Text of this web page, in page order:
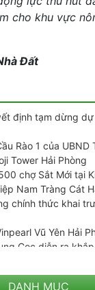
cho khu vực
Đất
định tạm dừng dự
Rào 1 của UBND
Tower Hải Phòng
chợ Sắt Mới tại
Nam Tràng Cát
chính thức khai
Vũ Yên Hải
Cọc diễn ra khắp
DANH MỤC